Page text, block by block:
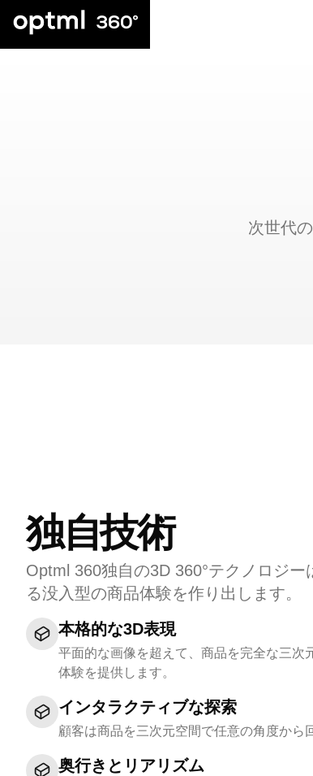
次世代
独自技術
Optml 360独自の3D 360°テクノロジー
る没入型の商品体験を作り出します。
本格的な3D表現
平面的な画像を超えて、商品を完全な三次
体験を提供します。
インタラクティブな探索
顧客は商品を三次元空間で任意の角度から
奥行きとリアリズム